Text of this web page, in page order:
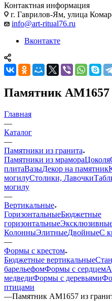
Контактная информация
г. Гаврилов-Ям, улица
info@art-ritual76.ru
Вконтакте
Памятник AM1657
Главная
—
Каталог
—
Памятники из гранита
Памятники из мрамораЦоколя
плитаВазыДекор на памятник
могилуСтолики, Лавочки
могилу
—
Вертикальные
ГоризонтальныеБюджетные
горизонтальные
КолонныЭлитныеДвойныеС
—
Формы с крестом
Бюджетные вертикальные
барельефомФормы с сердцем
медведиФормы с деревьями
птицами
—Памятник AM1657 из